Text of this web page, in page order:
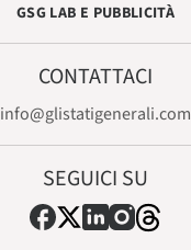
GSG LAB E PUBBLICITÀ
CONTATTACI
info@glistatigenerali.com
SEGUICI SU